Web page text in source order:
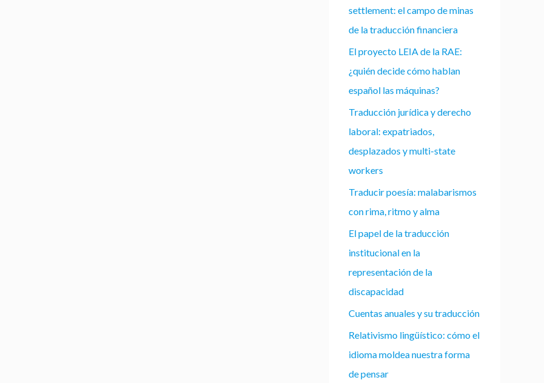
settlement: el campo de minas
de la traducción financiera
El proyecto LEIA de la RAE:
¿quién decide cómo hablan
español las máquinas?
Traducción jurídica y derecho
laboral: expatriados,
desplazados y multi-state
workers
Traducir poesía: malabarismos
con rima, ritmo y alma
El papel de la traducción
institucional en la
representación de la
discapacidad
Cuentas anuales y su traducción
Relativismo lingüístico: cómo el
idioma moldea nuestra forma
de pensar